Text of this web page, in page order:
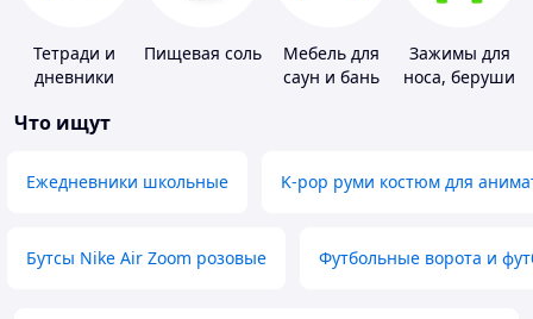
Тетради и
дневники
Пищевая соль
Мебель для
саун и бань
Зажимы для
носа, беруши
Что ищут
Ежедневники школьные K-pop руми костюм для
Бутсы Nike Air Zoom розовые Футбольные ворота и